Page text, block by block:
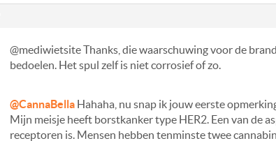
@mediwietsite Thanks, die waarschuwing voor de
bedoelen. Het spul zelf is niet corrosief of zo.
@CannaBella Hahaha, nu snap ik jouw eerste
Mijn meisje heeft borstkanker type HER2. Een van de
receptoren is. Mensen hebben tenminste twee